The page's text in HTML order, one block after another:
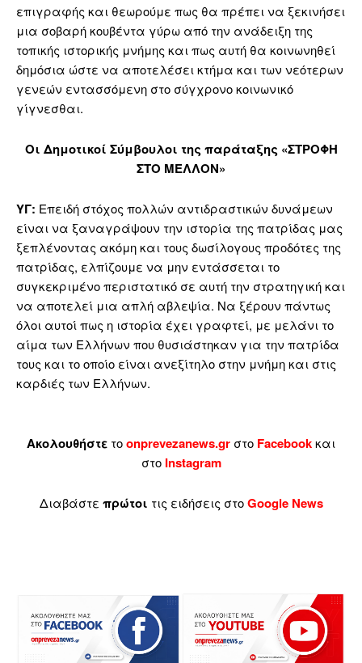
επιγραφής και θεωρούμε πως θα πρέπει να ξεκινήσει
μια σοβαρή κουβέντα γύρω από την ανάδειξη της
τοπικής ιστορικής μνήμης και πως αυτή θα κοινωνηθεί
δημόσια ώστε να αποτελέσει κτήμα και των νεότερων
γενεών εντασσόμενη στο σύγχρονο κοινωνικό
γίγνεσθαι.
Οι Δημοτικοί Σύμβουλοι της παράταξης «ΣΤΡΟΦΗ
ΣΤΟ ΜΕΛΛΟΝ»
ΥΓ: Επειδή στόχος πολλών αντιδραστικών δυνάμεων
είναι να ξαναγράψουν την ιστορία της πατρίδας μας
ξεπλένοντας ακόμη και τους δωσίλογους προδότες της
πατρίδας, ελπίζουμε να μην εντάσσεται το
συγκεκριμένο περιστατικό σε αυτή την στρατηγική και
να αποτελεί μια απλή αβλεψία. Να ξέρουν πάντως
όλοι αυτοί πως η ιστορία έχει γραφτεί, με μελάνι το
αίμα των Ελλήνων που θυσιάστηκαν για την πατρίδα
τους και το οποίο είναι ανεξίτηλο στην μνήμη και στις
καρδιές των Ελλήνων.
Ακολουθήστε τοonprevezanews.gr στο Facebookκαι
στο Instagram
Διαβάστε πρώτοι τις ειδήσεις στοGoogle News